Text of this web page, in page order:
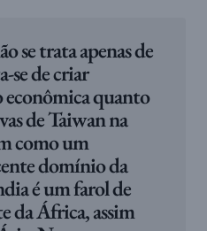
se trata apenas de
se de criar
quanto
de Taiwan na
como um
domínio da
é um farol de
da África, assim